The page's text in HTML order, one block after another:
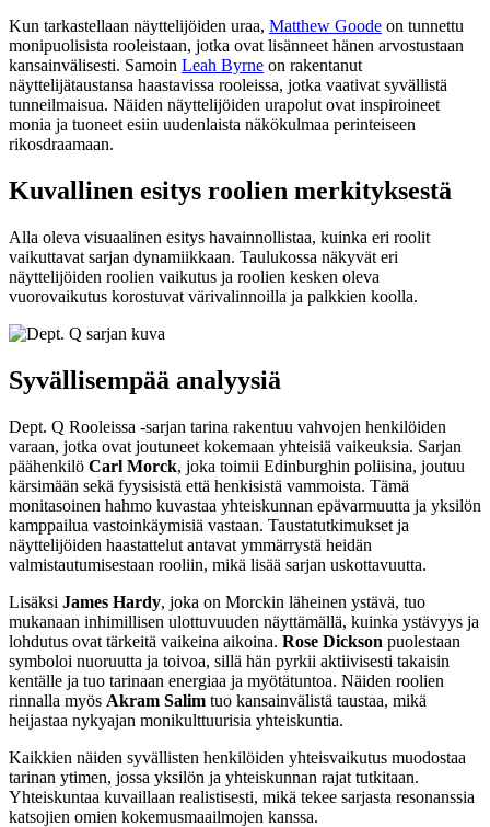
Kun tarkastellaan näyttelijöiden uraa, Matthew Goode on tunnettu
monipuolisista rooleistaan, jotka ovat lisänneet hänen arvostustaan
kansainvälisesti. Samoin Leah Byrne on rakentanut
näyttelijätaustansa haastavissa rooleissa, jotka vaativat syvällistä
tunneilmaisua. Näiden näyttelijöiden urapolut ovat inspiroineet
monia ja tuoneet esiin uudenlaista näkökulmaa perinteiseen
rikosdraamaan.
Kuvallinen esitys roolien merkityksestä
Alla oleva visuaalinen esitys havainnollistaa, kuinka eri roolit
vaikuttavat sarjan dynamiikkaan. Taulukossa näkyvät eri
näyttelijöiden roolien vaikutus ja roolien kesken oleva
vuorovaikutus korostuvat värivalinnoilla ja palkkien koolla.
Syvällisempää analyysiä
Dept. Q Rooleissa -sarjan tarina rakentuu vahvojen henkilöiden
varaan, jotka ovat joutuneet kokemaan yhteisiä vaikeuksia. Sarjan
päähenkilö Carl Morck, joka toimii Edinburghin poliisina, joutuu
kärsimään sekä fyysisistä että henkisistä vammoista. Tämä
monitasoinen hahmo kuvastaa yhteiskunnan epävarmuutta ja yksilön
kamppailua vastoinkäymisiä vastaan. Taustatutkimukset ja
näyttelijöiden haastattelut antavat ymmärrystä heidän
valmistautumisestaan rooliin, mikä lisää sarjan uskottavuutta.
Lisäksi James Hardy, joka on Morckin läheinen ystävä, tuo
mukanaan inhimillisen ulottuvuuden näyttämällä, kuinka ystävyys ja
lohdutus ovat tärkeitä vaikeina aikoina. Rose Dickson puolestaan
symboloi nuoruutta ja toivoa, sillä hän pyrkii aktiivisesti takaisin
kentälle ja tuo tarinaan energiaa ja myötätuntoa. Näiden roolien
rinnalla myös Akram Salim tuo kansainvälistä taustaa, mikä
heijastaa nykyajan monikulttuurisia yhteiskuntia.
Kaikkien näiden syvällisten henkilöiden yhteisvaikutus muodostaa
tarinan ytimen, jossa yksilön ja yhteiskunnan rajat tutkitaan.
Yhteiskuntaa kuvaillaan realistisesti, mikä tekee sarjasta resonanssia
katsojien omien kokemusmaailmojen kanssa.